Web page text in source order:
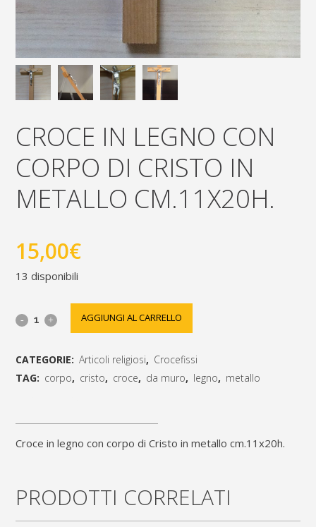
CROCE IN LEGNO CON
CORPO DI CRISTO IN
METALLO CM.11X20H.
15,00€
13 disponibili
Croce
corpo
di
in
AGGIUNGI AL CARRELLO
CATEGORIE: Articoli religiosi, Crocefissi
TAG: corpo, cristo, croce, da muro, legno, metallo
Croce in legno con corpo di Cristo in metallo cm.11x20h.
PRODOTTI CORRELATI